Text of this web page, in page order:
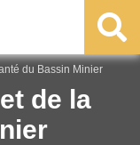
du Bassin Minier
de la